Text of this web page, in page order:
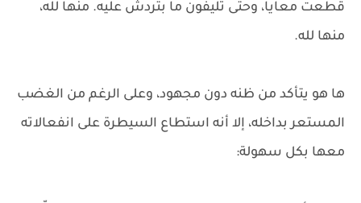
قطعت معايا، وحتى تليفون ما بتردش عليه. منها لله،
منها لله.
ها هو يتأكد من ظنه دون مجهود، وعلى الرغم من الغضب
المستعر بداخله، إلا أنه استطاع السيطرة على انفعالاته
معها بكل سهولة: